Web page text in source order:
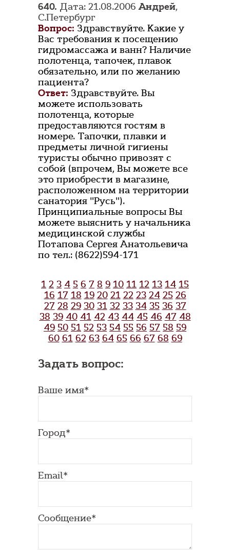
640. Дата: 21.08.2006Андрей,
С.Петербург
Вопрос: Здравствуйте. Какие у
Вас требования к посещению
гидромассажа и ванн? Наличие
полотенца, тапочек, плавок
обязательно, или по желанию
пациента?
Ответ: Здравствуйте. Вы
можете использовать
полотенца, которые
предоставляются гостям в
номере. Тапочки, плавки и
предметы личной гигиены
туристы обычно привозят с
собой (впрочем, Вы можете все
это приобрести в магазине,
расположенном на территории
санатория "Русь").
Принципиальные вопросы Вы
можете выяснить у начальника
медицинской службы
Потапова Сергея Анатольевича
по тел.: (8622)594-171
1 2 3 4 5 6 7 8 9 10 11 12 13 14 15
16 17 18 19 20 21 22 23 24 25 26
27 28 29 30 31 32 33 34 35 36 37
38 39 40 41 42 43 44 45 46 47 48
49 50 51 52 53 54 55 56 57 58 59
60 61 62 63 64 65 66 67 68 69
Задать вопрос:
Ваше имя*
Город*
Email*
Сообщение*